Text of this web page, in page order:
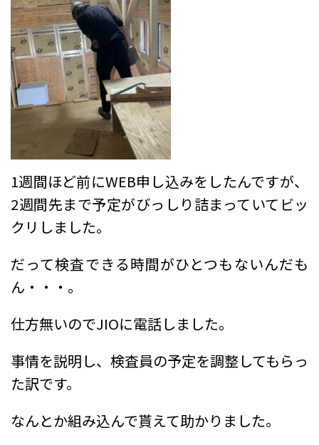
1週間ほど前にWEB申し込みをしたんですが、
2週間先まで予定がびっしり詰まっていてビッ
クリしました。
だって検査できる時間がひとつもないんだも
ん・・・。
仕方無いのでJIOに電話しました。
事情を説明し、検査員の予定を調整してもらっ
た訳です。
なんとか組み込んで貰えて助かりました。